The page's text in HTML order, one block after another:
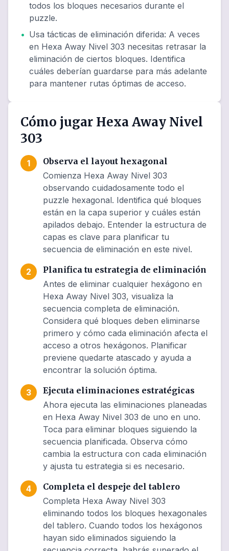
todos los bloques necesarios durante el
puzzle.
• Usa tácticas de eliminación diferida: A veces
en Hexa Away Nivel 303 necesitas retrasar la
eliminación de ciertos bloques. Identifica
cuáles deberían guardarse para más adelante
para mantener rutas óptimas de acceso.
Cómo jugar Hexa Away Nivel
303
1
Observa el layout hexagonal
Comienza Hexa Away Nivel 303
observando cuidadosamente todo el
puzzle hexagonal. Identifica qué bloques
están en la capa superior y cuáles están
apilados debajo. Entender la estructura de
capas es clave para planificar tu
secuencia de eliminación en este nivel.
2
Planifica tu estrategia de eliminación
Antes de eliminar cualquier hexágono en
Hexa Away Nivel 303, visualiza la
secuencia completa de eliminación.
Considera qué bloques deben eliminarse
primero y cómo cada eliminación afecta el
acceso a otros hexágonos. Planificar
previene quedarte atascado y ayuda a
encontrar la solución óptima.
3
Ejecuta eliminaciones estratégicas
Ahora ejecuta las eliminaciones planeadas
en Hexa Away Nivel 303 de uno en uno.
Toca para eliminar bloques siguiendo la
secuencia planificada. Observa cómo
cambia la estructura con cada eliminación
y ajusta tu estrategia si es necesario.
4
Completa el despeje del tablero
Completa Hexa Away Nivel 303
eliminando todos los bloques hexagonales
del tablero. Cuando todos los hexágonos
hayan sido eliminados siguiendo la